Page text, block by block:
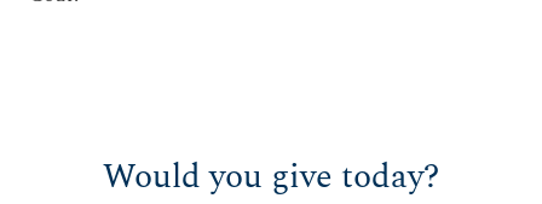
Would you give today?